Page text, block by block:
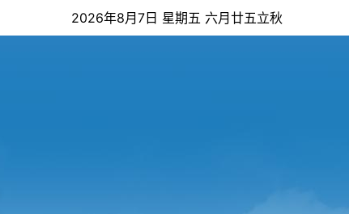
2026年8月7日 星期五 六月廿五立秋